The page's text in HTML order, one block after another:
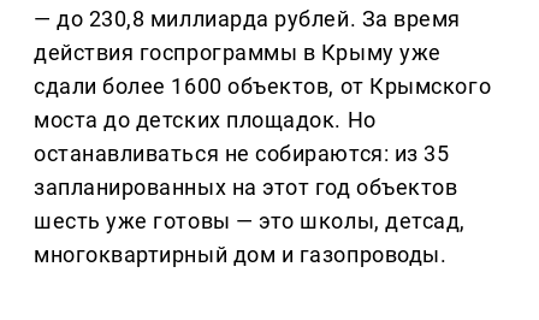
— до 230,8 миллиарда рублей. За время
действия госпрограммы в Крыму уже
сдали более 1600 объектов, от Крымского
моста до детских площадок. Но
останавливаться не собираются: из 35
запланированных на этот год объектов
шесть уже готовы — это школы, детсад,
многоквартирный дом и газопроводы.